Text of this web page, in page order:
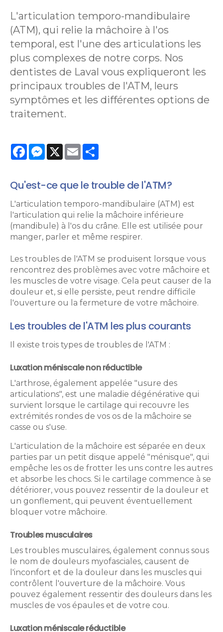
L'articulation temporo-mandibulaire
(ATM), qui relie la mâchoire à l'os
temporal, est l'une des articulations les
plus complexes de notre corps. Nos
dentistes de Laval vous expliqueront les
principaux troubles de l'ATM, leurs
symptômes et les différentes options de
traitement.
FacebookMessenger
X Email
Qu'est-ce que le trouble de l'ATM?
L'articulation temporo-mandibulaire (ATM) est
l'articulation qui relie la mâchoire inférieure
(mandibule) à l'os du crâne. Elle est utilisée pour
manger, parler et même respirer.
Les troubles de l'ATM se produisent lorsque vous
rencontrez des problèmes avec votre mâchoire et
les muscles de votre visage. Cela peut causer de la
douleur et, si elle persiste, peut rendre difficile
l'ouverture ou la fermeture de votre mâchoire.
Les troubles de l'ATM les plus courants
Il existe trois types de troubles de l'ATM :
Luxation méniscale non réductible
L'arthrose, également appelée "usure des
articulations", est une maladie dégénérative qui
survient lorsque le cartilage qui recouvre les
extrémités rondes de vos os de la mâchoire se
casse ou s'use.
L'articulation de la mâchoire est séparée en deux
parties par un petit disque appelé "ménisque", qui
empêche les os de frotter les uns contre les autres
et absorbe les chocs. Si le cartilage commence à se
détériorer, vous pouvez ressentir de la douleur et
un gonflement, qui peuvent éventuellement
bloquer votre mâchoire.
Troubles musculaires
Les troubles musculaires, également connus sous
le nom de douleurs myofasciales, causent de
l'inconfort et de la douleur dans les muscles qui
contrôlent l'ouverture de la mâchoire. Vous
pouvez également ressentir des douleurs dans les
muscles de vos épaules et de votre cou.
Luxation méniscale réductible